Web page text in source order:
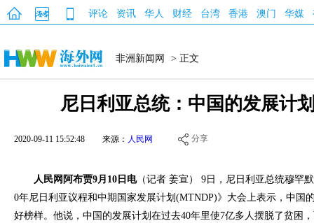
评论 资讯 华人 财经 台湾 香港 澳门 华媒
非洲新闻网 > 正文
尼日利亚总统：中国的发展计
2020-09-11 15:52:48 来源： 人民网 分享
人民网阿布贾9月10日电（记者 姜宣） 9日，尼日利亚总统穆罕
0年尼日利亚议程和中期国家发展计划(MTNDP)》大会上表示，中国
好榜样。他说，中国的发展计划在过去40年里使7亿多人摆脱了贫困